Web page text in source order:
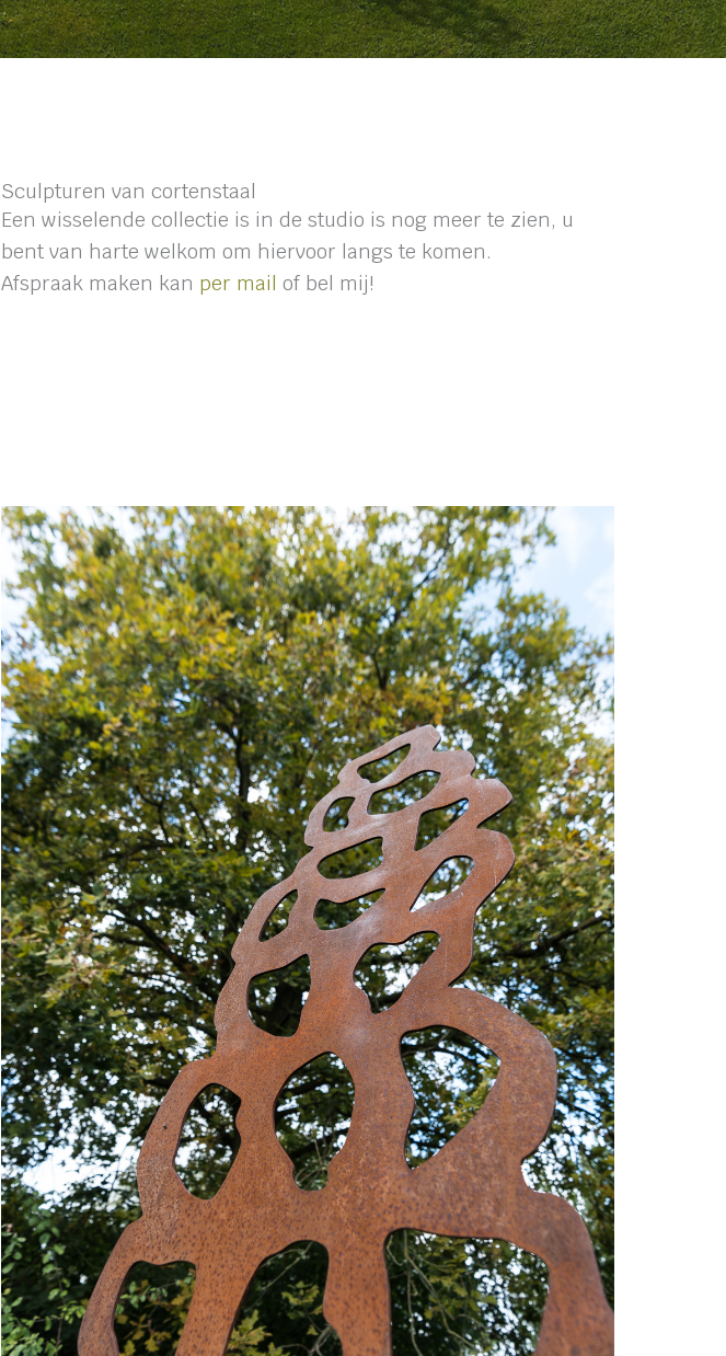
Sculpturen van cortenstaal
Een wisselende collectie is in de studio is nog meer te zien, u
bent van harte welkom om hiervoor langs te komen.
Afspraak maken kan per mail of bel mij!